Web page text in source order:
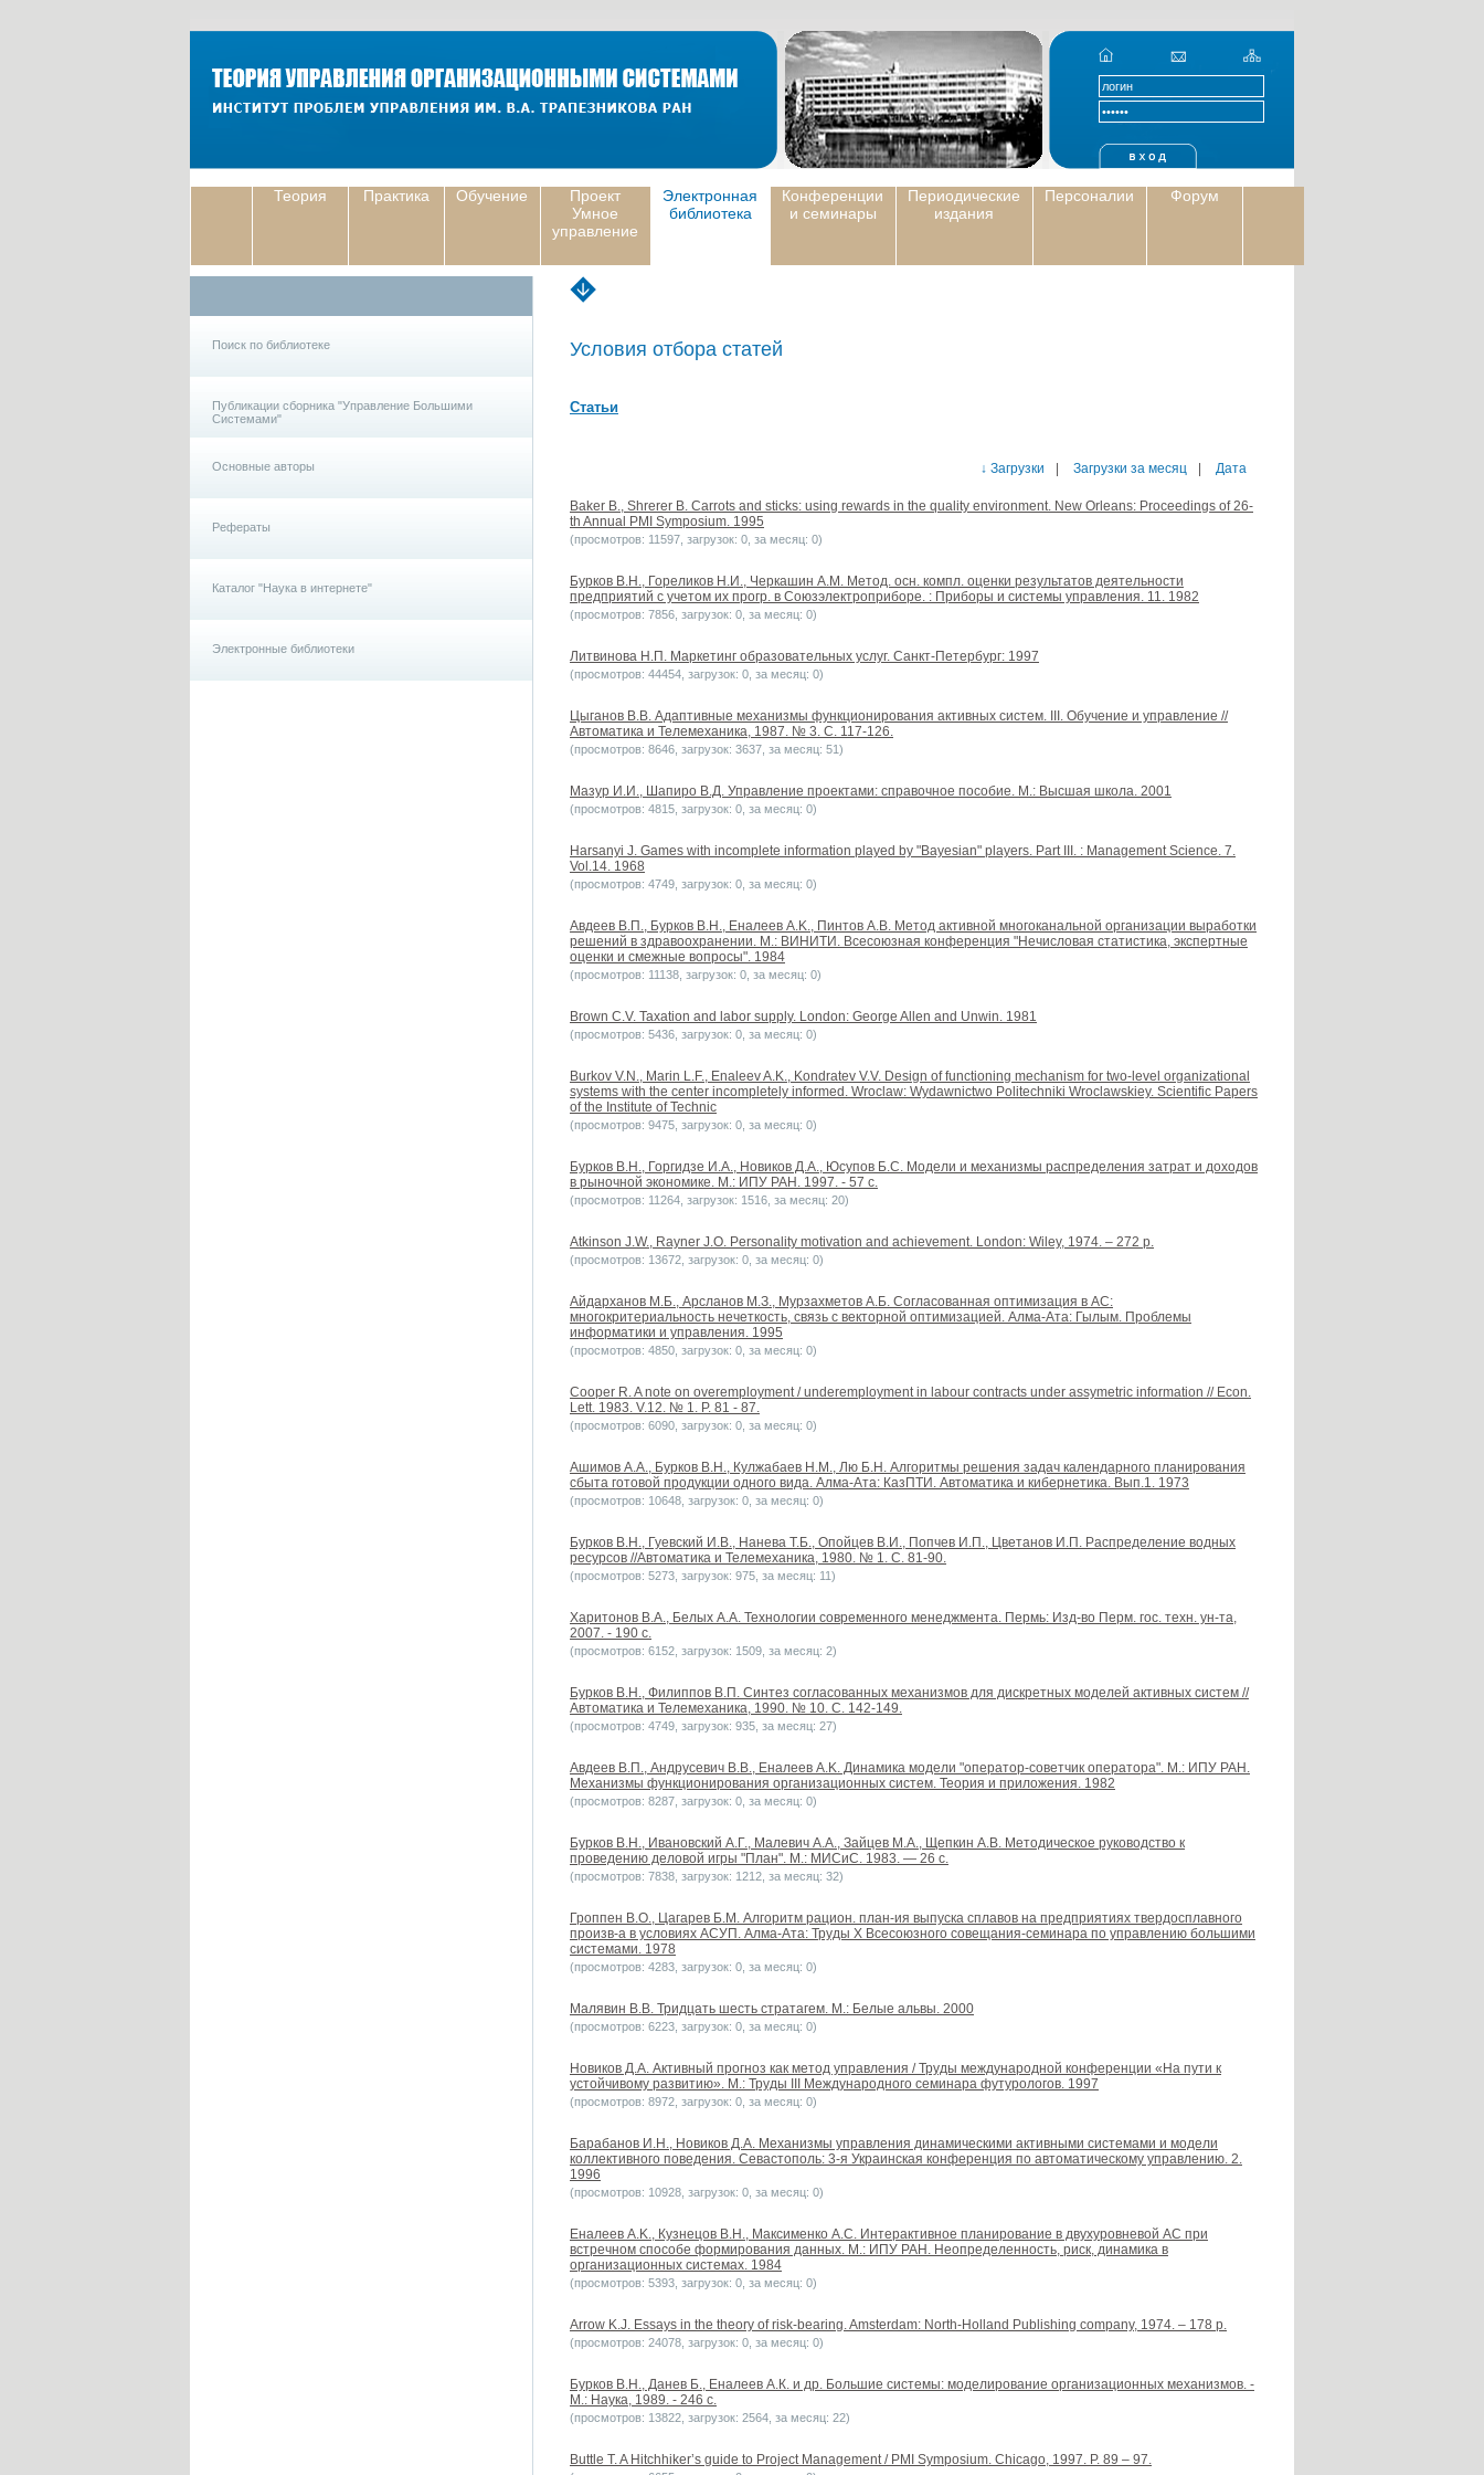
Теория Практика Обучение
Проект
Умное
управление
Электронная
библиотека
Конференции
и семинары
Периодические
издания
Персоналии Форум
Поиск по библиотеке
Публикации сборника "Управление Большими
Системами"
Основные авторы
Рефераты
Каталог "Наука в интернете"
Электронные библиотеки
Условия отбора статей
Статьи
↓ Загрузки Загрузки за месяц Дата
Baker B., Shrerer B. Carrots and sticks: using rewards in the quality environment. New Orleans: Proceedings of 26-
th Annual PMI Symposium. 1995
(просмотров: 11597, загрузок: 0, за месяц: 0)
Бурков В.Н., Гореликов Н.И., Черкашин А.М. Метод. осн. компл. оценки результатов деятельности
предприятий с учетом их прогр. в Союзэлектроприборе. : Приборы и системы управления. 11. 1982
(просмотров: 7856, загрузок: 0, за месяц: 0)
Литвинова Н.П. Маркетинг образовательных услуг. Санкт-Петербург: 1997
(просмотров: 44454, загрузок: 0, за месяц: 0)
Цыганов В.В. Адаптивные механизмы функционирования активных систем. III. Обучение и управление //
Автоматика и Телемеханика, 1987. № 3. С. 117-126.
(просмотров: 8646, загрузок: 3637, за месяц: 51)
Мазур И.И., Шапиро В.Д. Управление проектами: справочное пособие. М.: Высшая школа. 2001
(просмотров: 4815, загрузок: 0, за месяц: 0)
Harsanyi J. Games with incomplete information played by "Bayesian" players. Part III. : Management Science. 7.
Vol.14. 1968
(просмотров: 4749, загрузок: 0, за месяц: 0)
Авдеев В.П., Бурков В.Н., Еналеев A.K., Пинтов А.В. Метод активной многоканальной организации выработки
решений в здравоохранении. М.: ВИНИТИ. Всесоюзная конференция "Нечисловая статистика, экспертные
оценки и смежные вопросы". 1984
(просмотров: 11138, загрузок: 0, за месяц: 0)
Brown C.V. Taxation and labor supply. London: George Allen and Unwin. 1981
(просмотров: 5436, загрузок: 0, за месяц: 0)
Burkov V.N., Marin L.F., Enaleev A.K., Kondratev V.V. Design of functioning mechanism for two-level organizational
systems with the center incompletely informed. Wroclaw: Wydawnictwo Politechniki Wroclawskiey. Scientific Papers
of the Institute of Technic
(просмотров: 9475, загрузок: 0, за месяц: 0)
Бурков B.H., Горгидзе И.А., Новиков Д.А., Юсупов Б.С. Модели и механизмы распределения затрат и доходов
в рыночной экономике. М.: ИПУ РАН. 1997. - 57 с.
(просмотров: 11264, загрузок: 1516, за месяц: 20)
Atkinson J.W., Rayner J.O. Personality motivation and achievement. London: Wiley, 1974. – 272 p.
(просмотров: 13672, загрузок: 0, за месяц: 0)
Айдарханов М.Б., Арсланов М.З., Мурзахметов А.Б. Согласованная оптимизация в АС:
многокритериальность нечеткость, связь с векторной оптимизацией. Алма-Ата: Гылым. Проблемы
информатики и управления. 1995
(просмотров: 4850, загрузок: 0, за месяц: 0)
Cooper R. A note on overemployment / underemployment in labour contracts under assymetric information // Econ.
Lett. 1983. V.12. № 1. P. 81 - 87.
(просмотров: 6090, загрузок: 0, за месяц: 0)
Ашимов А.А., Бурков В.Н., Кулжабаев Н.М., Лю Б.Н. Алгоритмы решения задач календарного планирования
сбыта готовой продукции одного вида. Алма-Ата: КазПТИ. Автоматика и кибернетика. Вып.1. 1973
(просмотров: 10648, загрузок: 0, за месяц: 0)
Бурков В.Н., Гуевский И.В., Нанева Т.Б., Опойцев В.И., Попчев И.П., Цветанов И.П. Распределение водных
ресурсов //Автоматика и Телемеханика, 1980. № 1. С. 81-90.
(просмотров: 5273, загрузок: 975, за месяц: 11)
Харитонов В.А., Белых А.А. Технологии современного менеджмента. Пермь: Изд-во Перм. гос. техн. ун-та,
2007. - 190 с.
(просмотров: 6152, загрузок: 1509, за месяц: 2)
Бурков B.H., Филиппов В.П. Синтез согласованных механизмов для дискретных моделей активных систем //
Автоматика и Телемеханика, 1990. № 10. С. 142-149.
(просмотров: 4749, загрузок: 935, за месяц: 27)
Авдеев В.П., Андрусевич В.В., Еналеев A.K. Динамика модели "оператор-советчик оператора". М.: ИПУ РАН.
Механизмы функционирования организационных систем. Теория и приложения. 1982
(просмотров: 8287, загрузок: 0, за месяц: 0)
Бурков B.H., Ивановский А.Г., Малевич А.А., Зайцев М.А., Щепкин А.В. Методическое руководство к
проведению деловой игры "План". М.: МИСиС. 1983. — 26 с.
(просмотров: 7838, загрузок: 1212, за месяц: 32)
Гроппен В.О., Цагарев Б.М. Алгоритм рацион. план-ия выпуска сплавов на предприятиях твердосплавного
произв-а в условиях АСУП. Алма-Ата: Труды X Всесоюзного совещания-семинара по управлению большими
системами. 1978
(просмотров: 4283, загрузок: 0, за месяц: 0)
Малявин В.В. Тридцать шесть стратагем. М.: Белые альвы. 2000
(просмотров: 6223, загрузок: 0, за месяц: 0)
Новиков Д.А. Активный прогноз как метод управления / Труды международной конференции «На пути к
устойчивому развитию». М.: Труды III Международного семинара футурологов. 1997
(просмотров: 8972, загрузок: 0, за месяц: 0)
Барабанов И.Н., Новиков Д.А. Механизмы управления динамическими активными системами и модели
коллективного поведения. Севастополь: 3-я Украинская конференция по автоматическому управлению. 2.
1996
(просмотров: 10928, загрузок: 0, за месяц: 0)
Еналеев A.K., Кузнецов В.Н., Максименко А.С. Интерактивное планирование в двухуровневой АС при
встречном способе формирования данных. М.: ИПУ РАН. Неопределенность, риск, динамика в
организационных системах. 1984
(просмотров: 5393, загрузок: 0, за месяц: 0)
Arrow K.J. Essays in the theory of risk-bearing. Amsterdam: North-Holland Publishing company, 1974. – 178 p.
(просмотров: 24078, загрузок: 0, за месяц: 0)
Бурков В.Н., Данев Б., Еналеев А.К. и др. Большие системы: моделирование организационных механизмов. -
М.: Наука, 1989. - 246 с.
(просмотров: 13822, загрузок: 2564, за месяц: 22)
Buttle T. A Hitchhiker’s guide to Project Management / PMI Symposium. Chicago, 1997. P. 89 – 97.